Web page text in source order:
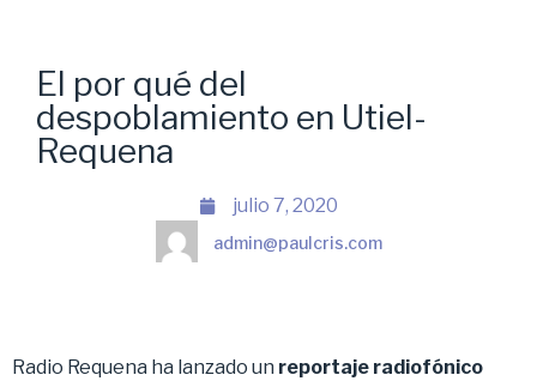
El por qué del
despoblamiento en Utiel-
Requena
julio 7, 2020
admin@paulcris.com
Radio Requena ha lanzado un reportaje radiofónico